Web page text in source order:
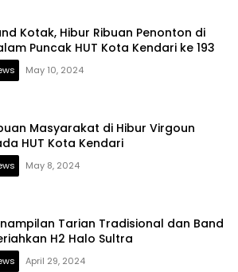
Kotak, Hibur Ribuan Penonton di
Puncak HUT Kota Kendari ke 193
May 10, 2024
Masyarakat di Hibur Virgoun
HUT Kota Kendari
May 8, 2024
Tarian Tradisional dan Band
H2 Halo Sultra
April 29, 2024